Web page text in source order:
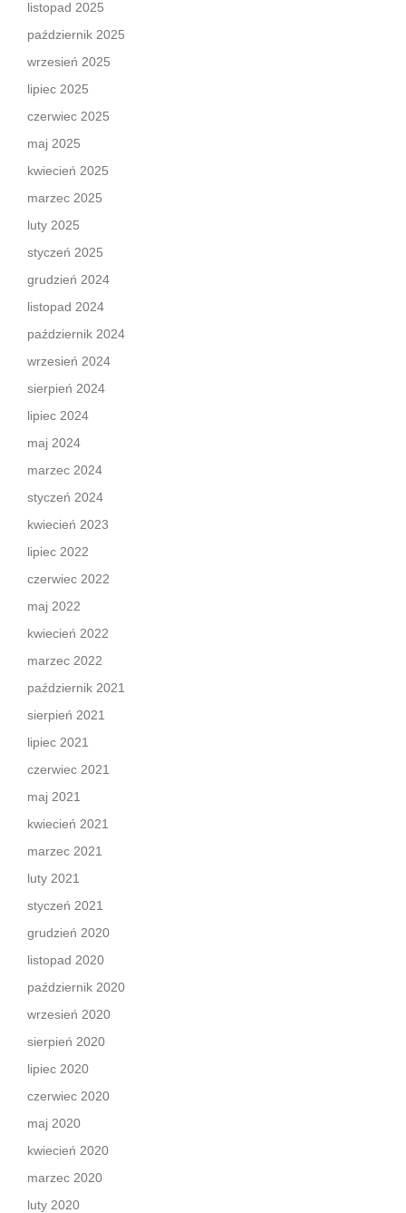
listopad 2025
październik 2025
wrzesień 2025
lipiec 2025
czerwiec 2025
maj 2025
kwiecień 2025
marzec 2025
luty 2025
styczeń 2025
grudzień 2024
listopad 2024
październik 2024
wrzesień 2024
sierpień 2024
lipiec 2024
maj 2024
marzec 2024
styczeń 2024
kwiecień 2023
lipiec 2022
czerwiec 2022
maj 2022
kwiecień 2022
marzec 2022
październik 2021
sierpień 2021
lipiec 2021
czerwiec 2021
maj 2021
kwiecień 2021
marzec 2021
luty 2021
styczeń 2021
grudzień 2020
listopad 2020
październik 2020
wrzesień 2020
sierpień 2020
lipiec 2020
czerwiec 2020
maj 2020
kwiecień 2020
marzec 2020
luty 2020